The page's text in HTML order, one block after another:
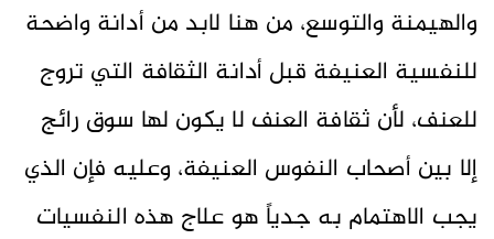
والهيمنة والتوسع، من هنا لابد من أدانة واضحة
للنفسية العنيفة قبل أدانة الثقافة التي تروج
للعنف، لأن ثقافة العنف لا يكون لها سوق رائج
إلا بين أصحاب النفوس العنيفة، وعليه فإن الذي
يجب الاهتمام به جدياً هو علاج هذه النفسيات